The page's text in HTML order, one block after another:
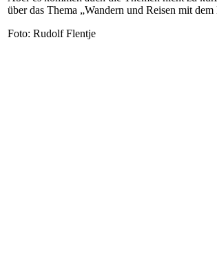
über das Thema „Wandern und Reisen mit
Foto: Rudolf Flentje